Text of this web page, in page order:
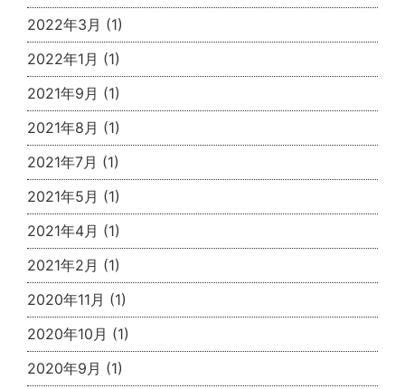
2022年3月 (1)
2022年1月 (1)
2021年9月 (1)
2021年8月 (1)
2021年7月 (1)
2021年5月 (1)
2021年4月 (1)
2021年2月 (1)
2020年11月 (1)
2020年10月 (1)
2020年9月 (1)